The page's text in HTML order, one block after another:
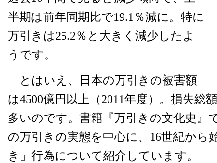
半期は前年同期比で19.1％減に。特に
万引きは25.2％と大きく減少したよ
うです。
とはいえ、日本の万引きの被害額
は4500億円以上（2011年度）。損失総
多いのです。書籍『万引きの文化史』
の万引きの実態を中心に、16世紀から
き」行為について紹介しています。